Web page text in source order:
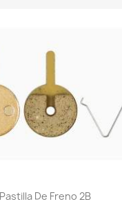
Vista rápida
Pastilla De Freno 2B